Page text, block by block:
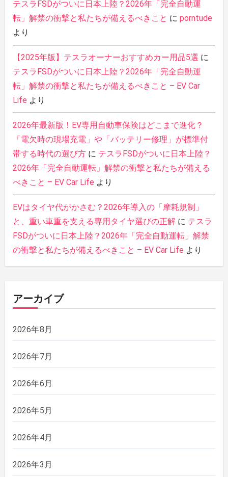
テスラFSDがついに日本上陸？2026年「完全自動運
転」解禁の衝撃と私たちが備えるべきこと に porntude
より
【2025年版】テスラオーナーおすすめカー用品5選 に
テスラFSDがついに日本上陸？2026年「完全自動運
転」解禁の衝撃と私たちが備えるべきこと – EV Car
Life より
2026年最新版！EV専用自動車保険はどこまで進化？
「電欠時の現場充電」や「バッテリー修理」が標準付
帯する時代の選び方に テスラFSDがついに日本上陸？
2026年「完全自動運転」解禁の衝撃と私たちが備える
べきこと – EV Car Life より
EVはタイヤ代がかさむ？2026年導入の「摩耗規制」
と、重い車重を支える専用タイヤ選びの正解に テスラ
FSDがついに日本上陸？2026年「完全自動運転」解禁
の衝撃と私たちが備えるべきこと – EV Car Life より
アーカイブ
2026年8月
2026年7月
2026年6月
2026年5月
2026年4月
2026年3月